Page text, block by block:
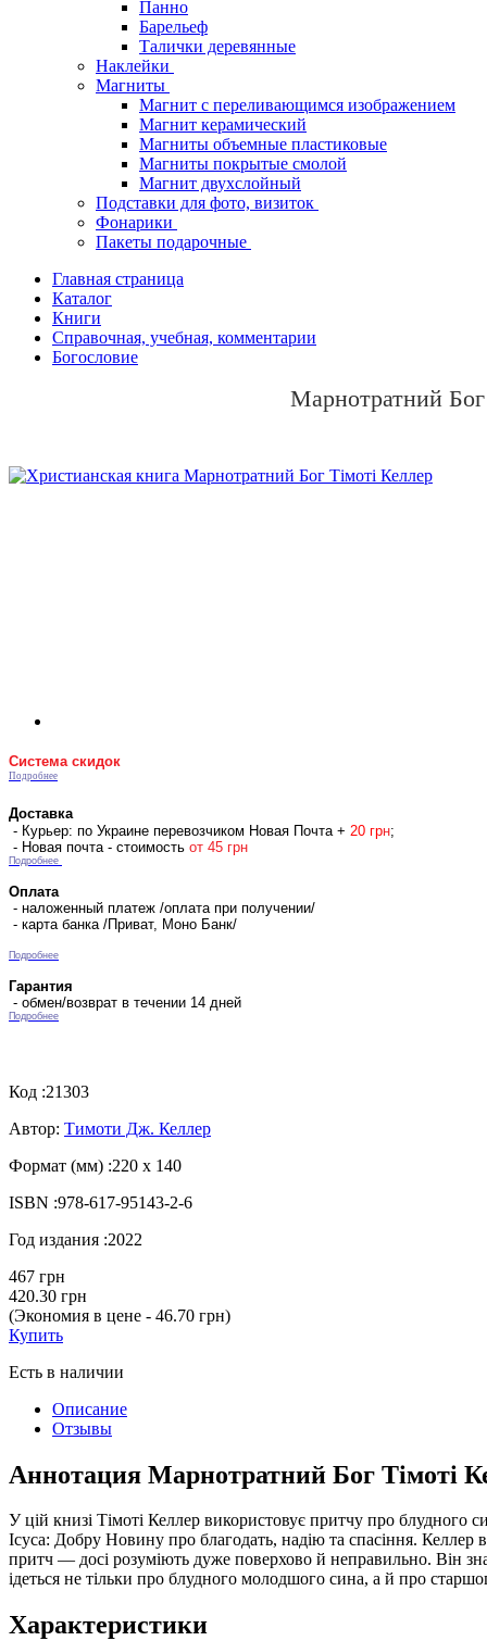
Панно
Барельеф
Талички деревянные
Наклейки
Магниты
Магнит с переливающимся изображением
Магнит керамический
Магниты объемные пластиковые
Магниты покрытые смолой
Магнит двухслойный
Подставки для фото, визиток
Фонарики
Пакеты подарочные
Главная страница
Каталог
Книги
Справочная, учебная, комментарии
Богословие
Марнотратний Бог
Система скидок
Подробнее
Доставка
- Курьер: по Украине перевозчиком Новая Почта + 20 грн;
- Новая почта - стоимость от 45 грн
Подробнее
Оплата
- наложенный платеж /оплата при получении/
- карта банка /Приват, Моно Банк/
Подробнее
Гарантия
- обмен/возврат в течении 14 дней
Подробнее
Код :21303
Автор: Тимоти Дж. Келлер
Формат (мм) :220 х 140
ISBN :978-617-95143-2-6
Год издания :2022
467 грн
420.30 грн
(Экономия в цене - 46.70 грн)
Купить
Есть в наличии
Описание
Отзывы
Аннотация Марнотратний Бог Тімоті
У цій книзі Тімоті Келлер використовує притчу про блудного
Ісуса: Добру Новину про благодать, надію та спасіння.
притч — досі розуміють дуже поверхово й неправильно. Він
ідеться не тільки про блудного молодшого сина, а й про
Характеристики